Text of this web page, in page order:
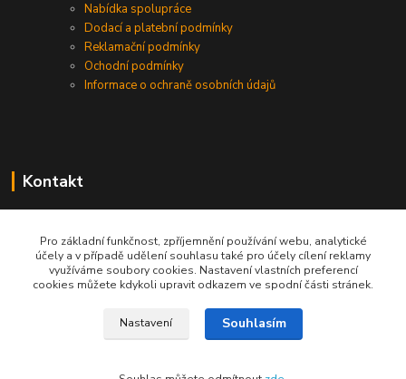
Nabídka spolupráce
Dodací a platební podmínky
Reklamační podmínky
Ochodní podmínky
Informace o ochraně osobních údajů
Kontakt
info@gastrodigestore.cz
Pro základní funkčnost, zpříjemnění používání webu, analytické
účely a v případě udělení souhlasu také pro účely cílení reklamy
využíváme soubory cookies. Nastavení vlastních preferencí
cookies můžete kdykoli upravit odkazem ve spodní části stránek.
Nastavení Souhlasím